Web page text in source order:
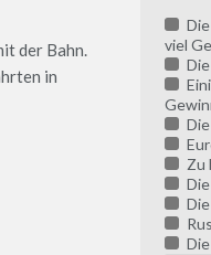
der Bahn.
in
viel
Zu